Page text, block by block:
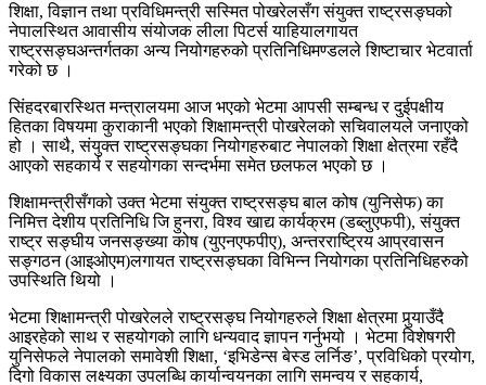
शिक्षा, विज्ञान तथा प्रविधिमन्त्री सस्मित पोखरेलसँग संयुक्त राष्ट्रसङ्घको
नेपालस्थित आवासीय संयोजक लीला पिटर्स याहियालगायत
राष्ट्रसङ्घअन्तर्गतका अन्य नियोगहरुको प्रतिनिधिमण्डलले शिष्टाचार भेटवार्ता
गरेको छ ।
सिंहदरबारस्थित मन्त्रालयमा आज भएको भेटमा आपसी सम्बन्ध र दुईपक्षीय
हितका विषयमा कुराकानी भएको शिक्षामन्त्री पोखरेलको सचिवालयले जनाएको
हो । साथै, संयुक्त राष्ट्रसङ्घका नियोगहरुबाट नेपालको शिक्षा क्षेत्रमा रहँदै
आएको सहकार्य र सहयोगका सन्दर्भमा समेत छलफल भएको छ ।
शिक्षामन्त्रीसँगको उक्त भेटमा संयुक्त राष्ट्रसङ्घ बाल कोष (युनिसेफ) का
निमित्त देशीय प्रतिनिधि जि हुनरा, विश्व खाद्य कार्यक्रम (डब्लुएफपी), संयुक्त
राष्ट्र सङ्घीय जनसङ्ख्या कोष (युएनएफपीए), अन्तरराष्ट्रिय आप्रवासन
सङ्गठन (आइओएम)लगायत राष्ट्रसङ्घका विभिन्न नियोगका प्रतिनिधिहरुको
उपस्थिति थियो ।
भेटमा शिक्षामन्त्री पोखरेलले राष्ट्रसङ्घ नियोगहरुले शिक्षा क्षेत्रमा पुर्‍याउँदै
आइरहेको साथ र सहयोगको लागि धन्यवाद ज्ञापन गर्नुभयो । भेटमा विशेषगरी
युनिसेफले नेपालको समावेशी शिक्षा, ‘इभिडेन्स बेस्ड लर्निङ’, प्रविधिको प्रयोग,
दिगो विकास लक्ष्यका उपलब्धि कार्यान्वयनका लागि समन्वय र सहकार्य,